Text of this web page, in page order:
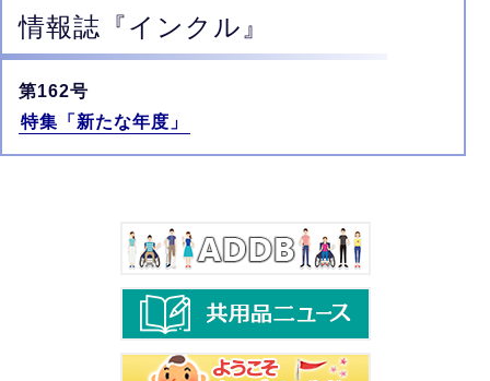
情報誌 『インクル』
第162号
特集「新たな年度」